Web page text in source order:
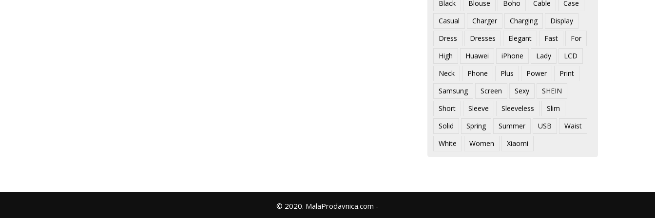
Black Blouse Boho Cable
Case
Casual
Charger Charging
Display
Dress
Dresses Elegant Fast
For
High
Huawei iPhone Lady
LCD
Neck
Phone Plus Power
Print
Samsung
Screen Sexy
SHEIN
Short
Sleeve Sleeveless
Slim
Solid
Spring Summer USB
Waist
White
Women Xiaomi
© 2020. MalaProdavnica.com -